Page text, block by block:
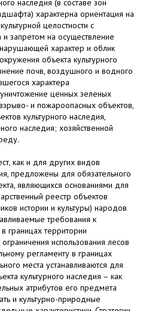
характерна ориентация на
целостности с
запретом на осуществление
нарушающей характер и облик
объекта культурного
почв, воздушного и водного
характера
ценных зеленых
и пожароопасных объектов,
культурного наследия,
наследия; хозяйственной
как и для других видов
предложены для обязательного
являющихся основаниями для
реестр объектов
истории и культуры) народов
требования к
границах территории
использования лесов
регламенту в границах
места устанавливаются для
культурного наследия – как
атрибутов его предмета
и культурно-природные